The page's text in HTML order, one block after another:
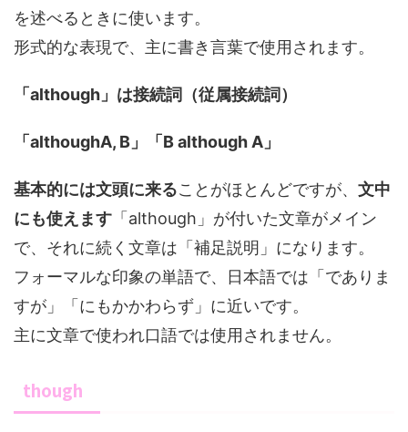
を述べるときに使います。
形式的な表現で、主に書き言葉で使用されます。
「although」は接続詞（従属接続詞）
「althoughA, B」「B although A」
基本的には文頭に来ることがほとんどですが、 文中
にも使えます 「although」が付いた文章がメイン
で、それに続く文章は「補足説明」になります。
フォーマルな印象の単語で、日本語では「でありま
すが」「にもかかわらず」に近いです。
主に文章で使われ口語では使用されません。
though